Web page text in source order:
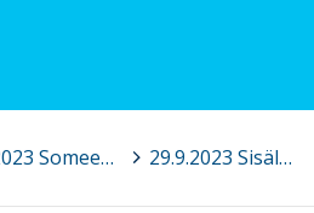
29.9.2023 Someen sisältöä! Sosiaalisen median markkinointikoulutus sivistystoimialan henkilöstölle, Pori 29.9.2023 Sisältöä someen 7.jpg